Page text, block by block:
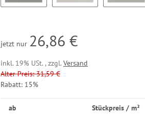
jetzt nur 26,86 €
inkl. 19% USt. , zzgl. Versand
Alter Preis: 31,59 €
Rabatt: 15%
ab Stückpreis / m²